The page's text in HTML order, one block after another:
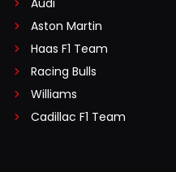
Audi
Aston Martin
Haas F1 Team
Racing Bulls
Williams
Cadillac F1 Team